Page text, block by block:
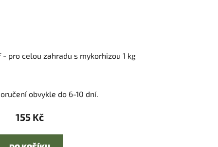
pro celou zahradu s mykorhizou 1 kg
obvykle do 6-10 dní.
155 Kč